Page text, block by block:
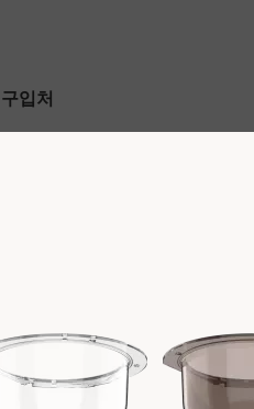
구입처